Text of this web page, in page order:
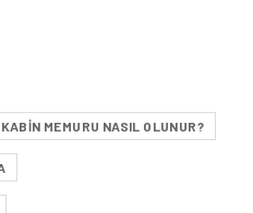
KABIN MEMURU NASIL OLUNUR?